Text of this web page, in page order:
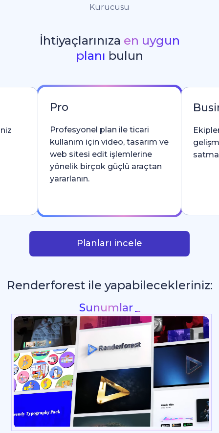
Kurucusu
İhtiyaçlarınıza en uygun
planı bulun
Pro
Profesyonel plan ile ticari
kullanım için video, tasarım ve
web sitesi edit işlemlerine
yönelik birçok güçlü araçtan
yararlanın.
satma
Planları incele
Renderforest ile yapabilecekleriniz:
Sosyal Medya Grafikleri